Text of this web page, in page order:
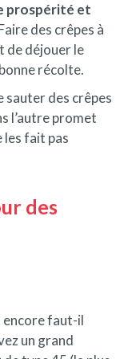
prospérité et
des crêpes à
de déjouer le
récolte.
sauter des crêpes
l’autre promet
les fait pas
des
encore faut-il
un grand